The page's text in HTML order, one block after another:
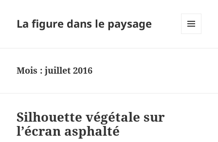
La figure dans le paysage
Mois :juillet 2016
Silhouette végétale sur
l’écran asphalté